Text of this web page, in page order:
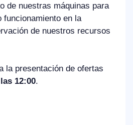
de nuestras máquinas para
funcionamiento en la
de nuestros recursos
la presentación de ofertas
12:00.